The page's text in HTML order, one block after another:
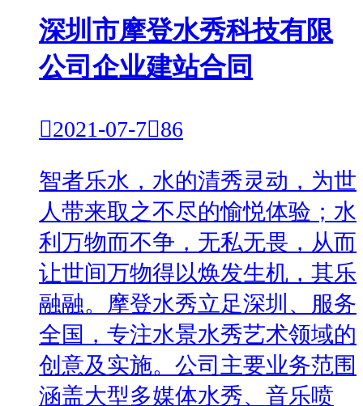
深圳市摩登水秀科技有限
公司企业建站合同
2021-07-786
智者乐水，水的清秀灵动，为世
人带来取之不尽的愉悦体验；水
利万物而不争，无私无畏，从而
让世间万物得以焕发生机，其乐
融融。摩登水秀立足深圳、服务
全国，专注水景水秀艺术领域的
创意及实施。公司主要业务范围
涵盖大型多媒体水秀、音乐喷